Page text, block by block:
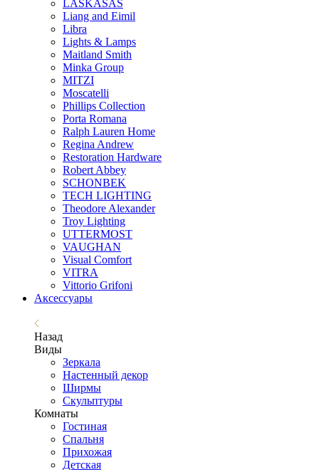
LASKASAS
Liang and Eimil
Libra
Lights & Lamps
Maitland Smith
Minka Group
MITZI
Moscatelli
Phillips Collection
Porta Romana
Ralph Lauren Home
Regina Andrew
Restoration Hardware
Robert Abbey
SCHONBEK
TECH LIGHTING
Theodore Alexander
Troy Lighting
UTTERMOST
VAUGHAN
Visual Comfort
VITRA
Vittorio Grifoni
Аксессуары
Назад
Виды
Зеркала
Настенный декор
Ширмы
Скульптуры
Комнаты
Гостиная
Спальня
Прихожая
Детская